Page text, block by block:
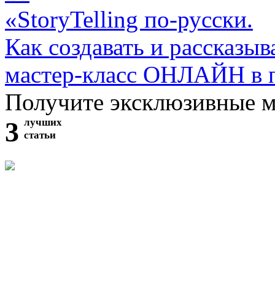
«StoryTelling по-русски.
Как создавать и
мастер-класс ОНЛАЙН в
Получите эксклюзивные
3 лучших
статьи